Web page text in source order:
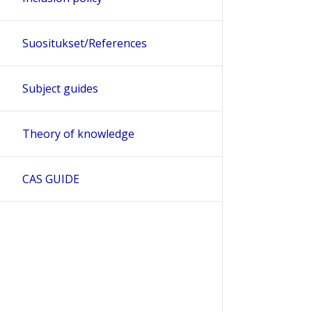
Suositukset/References
Subject guides
Theory of knowledge
CAS GUIDE